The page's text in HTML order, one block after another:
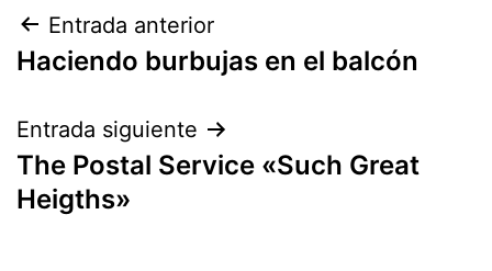
Navegación
de
entradas
Entrada anterior
Haciendo burbujas en el balcón
Entrada siguiente
The Postal Service «Such Great
Heigths»